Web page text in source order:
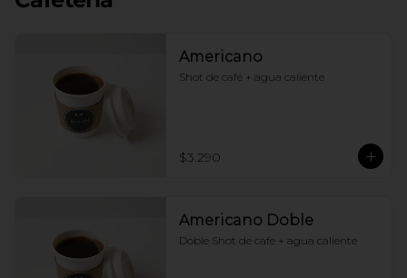
Americano
Shot de café + agua caliente
$3.290
Americano Doble
Doble Shot de cafe + agua caliente